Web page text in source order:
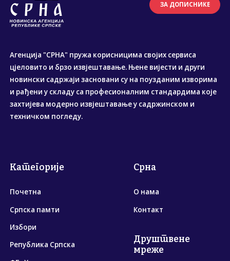
ЗА ДОПИСНИКЕ
Агенција "СРНА" пружа корисницима својих сервиса
цјеловито и брзо извјештавање. Њене вијести и други
новински садржаји засновани су на поузданим изворима
и рађени у складу са професионалним стандардима које
захтијева модерно извјештавање у садржинском и
техничком погледу.
Категорије
Почетна
Српска памти
Избори
Република Српска
Срна
О нама
Контакт
Друштвене
мреже